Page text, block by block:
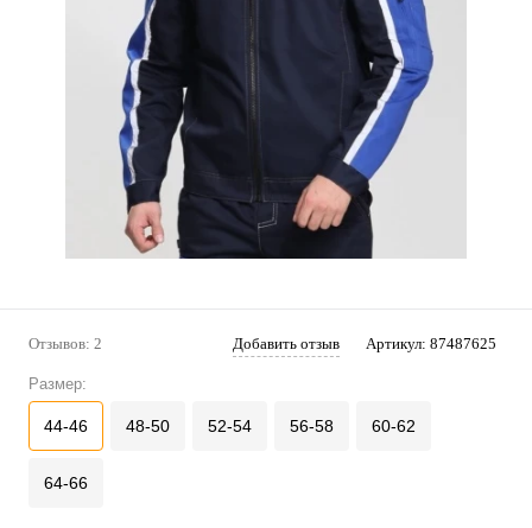
Отзывов: 2 Добавить отзыв Артикул: 87487625
Размер:
44-46 48-50 52-54 56-58 60-62
64-66